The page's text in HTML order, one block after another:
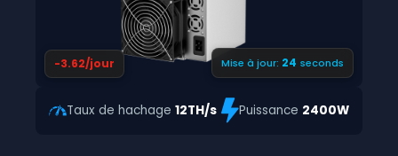
-3.62/jour Mise à jour: 23 seconds
Taux de hachage12TH/s Puissance 2400W